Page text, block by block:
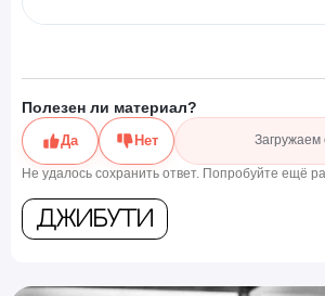
Полезен ли материал?
Да Нет
Не удалось сохранить ответ. Попробуйте ещё
Джибути